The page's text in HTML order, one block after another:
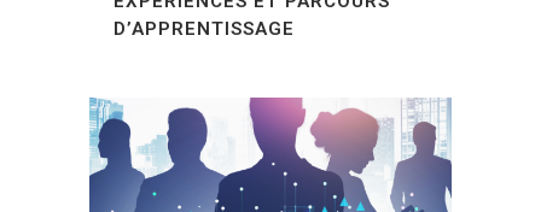
D’APPRENTISSAGE